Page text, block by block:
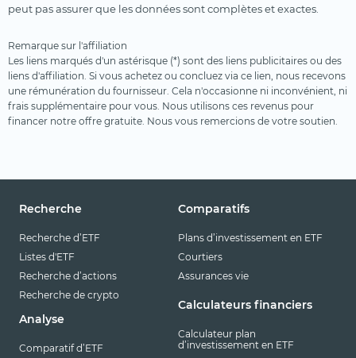
peut pas assurer que les données sont complètes et exactes.
Remarque sur l'affiliation
Les liens marqués d'un astérisque (*) sont des liens publicitaires ou des
liens d'affiliation. Si vous achetez ou concluez via ce lien, nous recevons
une rémunération du fournisseur. Cela n'occasionne ni inconvénient, ni
frais supplémentaire pour vous. Nous utilisons ces revenus pour
financer notre offre gratuite. Nous vous remercions de votre soutien.
Recherche
Recherche d’ETF
Listes d'ETF
Recherche d’actions
Recherche de crypto
Analyse
Comparatif d’ETF
Comparatifs
Plans d’investissement en ETF
Courtiers
Assurances vie
Calculateurs financiers
Calculateur plan
d’investissement en ETF